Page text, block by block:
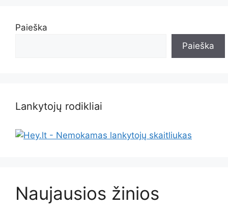
Paieška
Paieška
Lankytojų rodikliai
Naujausios žinios